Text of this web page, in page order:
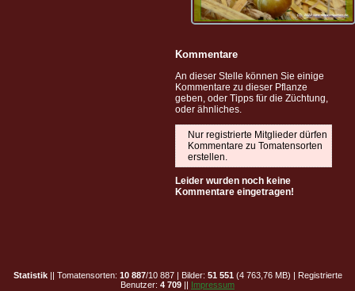
Kommentare
An dieser Stelle können Sie einige
Kommentare zu dieser Pflanze
geben, oder Tipps für die Züchtung,
oder ähnliches.
Nur registrierte Mitglieder dürfen
Kommentare zu Tomatensorten
erstellen.
Leider wurden noch keine
Kommentare eingetragen!
Statistik|| Tomatensorten: 10 887/10 887 | Bilder: 51 551 (4 763,76 MB) | Registrierte
Benutzer: 4 709 || Impressum